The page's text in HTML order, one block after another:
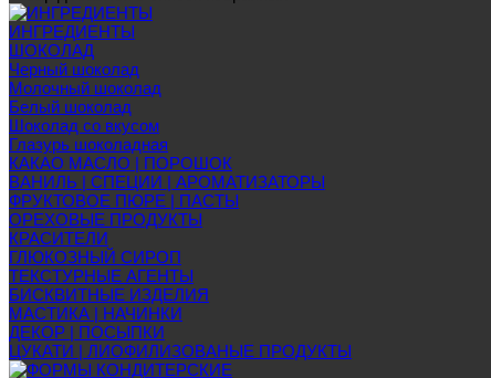
ИНГРЕДИЕНТЫ
ШОКОЛАД
Черный шоколад
Молочный шоколад
Белый шоколад
Шоколад со вкусом
Глазурь шоколадная
КАКАО МАСЛО | ПОРОШОК
ВАНИЛЬ | СПЕЦИИ | АРОМАТИЗАТОРЫ
ФРУКТОВОЕ ПЮРЕ | ПАСТЫ
ОРЕХОВЫЕ ПРОДУКТЫ
КРАСИТЕЛИ
ГЛЮКОЗНЫЙ СИРОП
ТЕКСТУРНЫЕ АГЕНТЫ
БИСКВИТНЫЕ ИЗДЕЛИЯ
МАСТИКА | НАЧИНКИ
ДЕКОР | ПОСЫПКИ
ЦУКАТИ | ЛИОФИЛИЗОВАНЫЕ ПРОДУКТЫ